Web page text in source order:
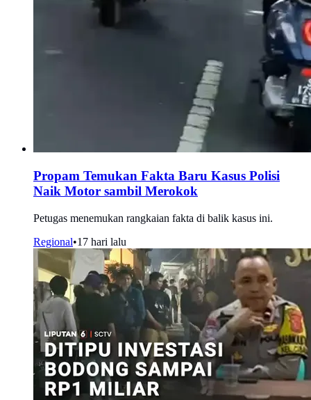
Propam Temukan Fakta Baru Kasus Polisi
Naik Motor sambil Merokok
Petugas menemukan rangkaian fakta di balik kasus ini.
Regional•17 hari lalu